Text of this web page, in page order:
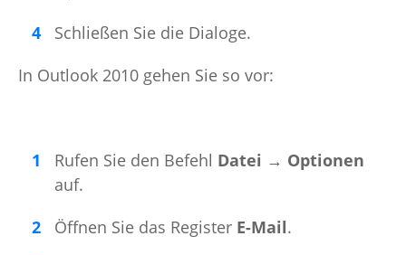
Schließen Sie die Dialoge.
In Outlook 2010 gehen Sie so vor:
Rufen Sie den Befehl Datei → Optionen
auf.
Öffnen Sie das Register E-Mail.